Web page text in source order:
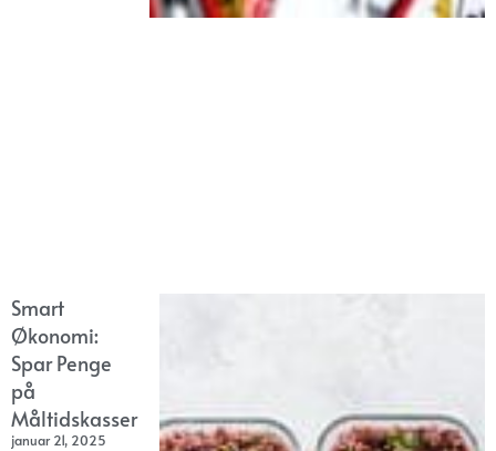
Smart
Økonomi:
Spar Penge
på
Måltidskasser
januar 21, 2025